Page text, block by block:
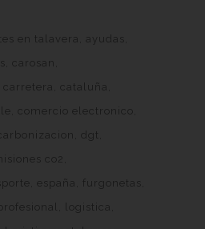
en talavera
ayudas
carosan
carretera
cataluña
comercio electronico
dgt
co2
españa
furgonetas
logistica